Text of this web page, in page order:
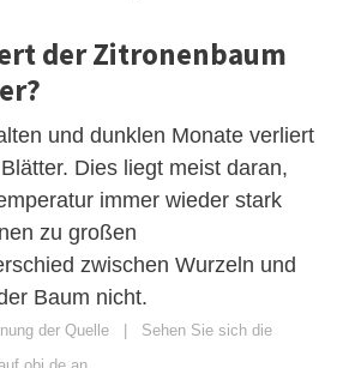
der Zitronenbaum
und dunklen Monate verliert
Dies liegt meist daran,
immer wieder stark
zu großen
zwischen Wurzeln und
Baum nicht.
der Quelle | Sehen Sie sich die